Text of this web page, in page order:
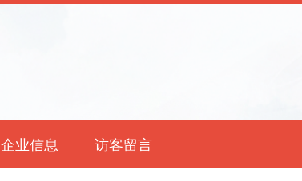
企业信息 访客留言